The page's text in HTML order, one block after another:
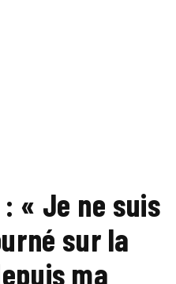
« Je ne suis
sur la
ma